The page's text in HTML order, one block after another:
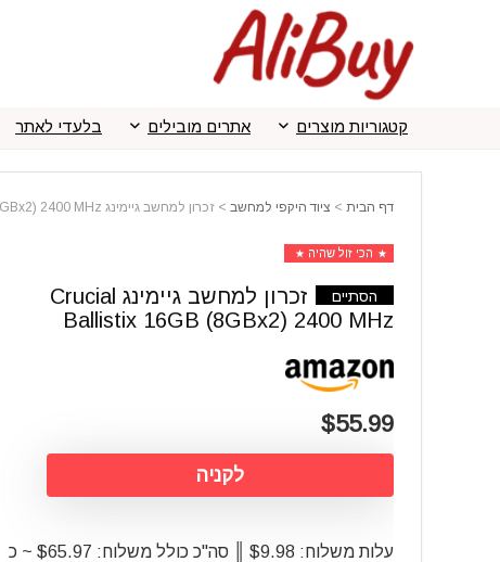
קטגוריות מוצרים אתרים מובילים בלעדי לאתר
דף הבית > ציוד היקפי למחשב > זכרון למחשב גיימינג Crucial Ballistix 16GB (8GBx2) 2400 MHz
הכי זול שהיה
הסתיים
זכרון למחשב גיימינג Crucial
Ballistix 16GB (8GBx2) 2400 MHz
$55.99
לקניה
עלות משלוח: $9.98 ║ סה"כ כולל משלוח: $65.97 ~ כ